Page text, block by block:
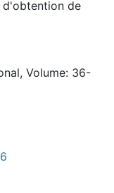
d'obtention de
Volume: 36-